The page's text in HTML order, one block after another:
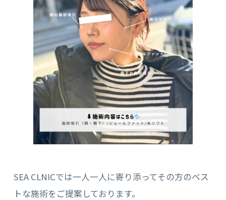
SEA CLNICでは一人一人に寄り添ってその方のベス
トな施術をご提案しております。